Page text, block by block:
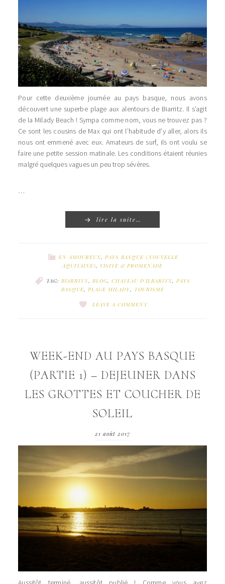
Pour cette deuxième journée au pays basque, nous avons
découvert une superbe plage aux alentours de Biarritz. Il s’agit
de la Milady Beach ! Sympa comme nom, vous ne trouvez pas ?
Ce sont les cousins de Max qui ont l’habitude d’y aller, alors ils
nous ont emmené avec eux. Amateurs de surf, ils ont voulu se
faire une petite session matinale. Les conditions étaient réunies
malgré quelques vagues un peu trop sévères.
…
lire la suite…
EN AMOUREUX, PAYS BASQUE (NOUVELLE
AQUITAINE), VISITE & PROMENADE
TAG: BIARRITZ, BLOG, CHATEAU D'ILBARITZ, PAYS
BASQUE, PLAGE MILADY, TOURISME
LEAVE A COMMENT
WEEK-END AU PAYS BASQUE
(PARTIE 1) – DEJEUNER DANS
LES GROTTES ET COUCHER DE
SOLEIL
21 août 2017